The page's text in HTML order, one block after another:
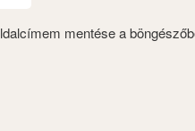
mentése a